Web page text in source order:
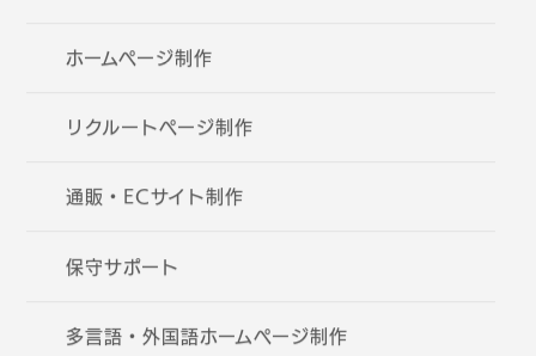
ホームページ制作
リクルートページ制作
通販・ECサイト制作
保守サポート
多言語・外国語ホームページ制作